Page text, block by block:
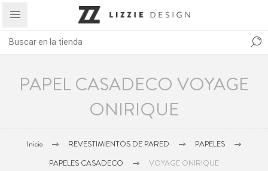
PAPEL CASADECO VOYAGE
ONIRIQUE
Inicio REVESTIMIENTOS DE PARED
PAPELES
PAPELES CASADECO
VOYAGE ONIRIQUE